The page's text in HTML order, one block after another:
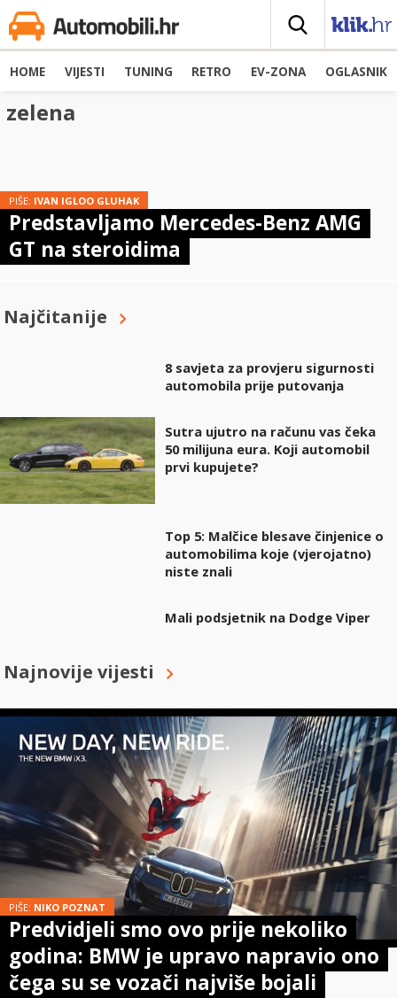
HOME VIJESTI TUNING RETRO EV-ZONA OGLASNIK
zelena
PIŠE: IVAN IGLOO GLUHAK
Predstavljamo Mercedes-Benz AMG
GT na steroidima
Najčitanije
8 savjeta za provjeru sigurnosti
automobila prije putovanja
Sutra ujutro na računu vas čeka
50 milijuna eura. Koji automobil
prvi kupujete?
Top 5: Malčice blesave činjenice o
automobilima koje (vjerojatno)
niste znali
Mali podsjetnik na Dodge Viper
Najnovije vijesti
PIŠE: NIKO POZNAT
Predvidjeli smo ovo prije nekoliko
godina: BMW je upravo napravio ono
čega su se vozači najviše bojali